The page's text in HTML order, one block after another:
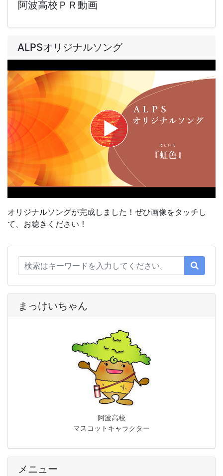
阿波高校ＰＲ動画
ALPSオリジナルソング
オリジナルソングが完成しました！ぜひ画像をタッチし
て、お聴きください！
まっけいちゃん
阿波高校
マスコットキャラクター
メニュー